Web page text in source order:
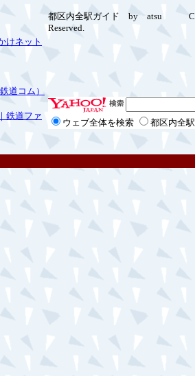
けネット
道コム）
鉄道ファ
都区内全駅ガイド by atsu
Reserved.
ウェブ全体を検索 都区内全